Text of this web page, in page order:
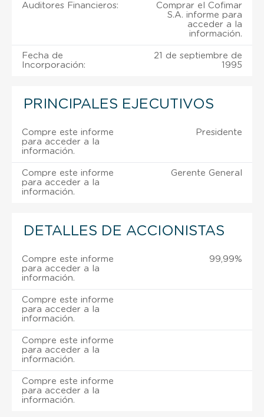
Auditores Financieros:
Comprar el Cofimar
S.A. informe para
acceder a la
información.
Fecha de
Incorporación:
21 de septiembre de
1995
PRINCIPALES EJECUTIVOS
Compre este informe
para acceder a la
información.
Presidente
Compre este informe
para acceder a la
información.
Gerente General
DETALLES DE ACCIONISTAS
Compre este informe
para acceder a la
información.
99,99%
Compre este informe
para acceder a la
información.
Compre este informe
para acceder a la
información.
Compre este informe
para acceder a la
información.